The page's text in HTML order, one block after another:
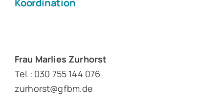
Koordination
Frau Marlies Zurhorst
Tel.: 030 755 144 076
zurhorst@gfbm.de